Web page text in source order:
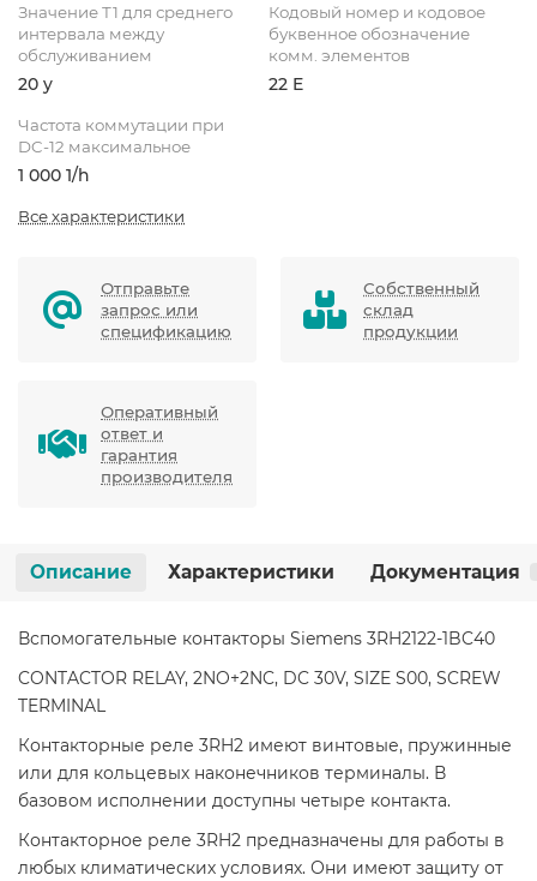
Значение Т1 для среднего
интервала между
обслуживанием
20 y
Кодовый номер и кодовое
буквенное обозначение
комм. элементов
22 E
Частота коммутации при
DC-12 максимальное
1 000 1/h
Все характеристики
Отправьте
запрос или
спецификацию
Собственный
склад
продукции
Оперативный
ответ и
гарантия
производителя
Описание Характеристики Документация
Вспомогательные контакторы Siemens 3RH2122-1BC40
CONTACTOR RELAY, 2NO+2NC, DC 30V, SIZE S00, SCREW
TERMINAL
Контакторные реле 3RH2 имеют винтовые, пружинные
или для кольцевых наконечников терминалы. В
базовом исполнении доступны четыре контакта.
Контакторное реле 3RH2 предназначены для работы в
любых климатических условиях. Они имеют защиту от